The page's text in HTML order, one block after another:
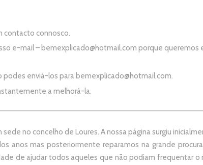
contacto connosco.
e-mail – bemexplicado@hotmail.com porque queremos
podes enviá-los para bemexplicado@hotmail.com.
a melhorá-la.
no concelho de Loures. A nossa página surgiu
anos mas posteriormente reparamos na grande
de ajudar todos aqueles que não podiam frequentar o